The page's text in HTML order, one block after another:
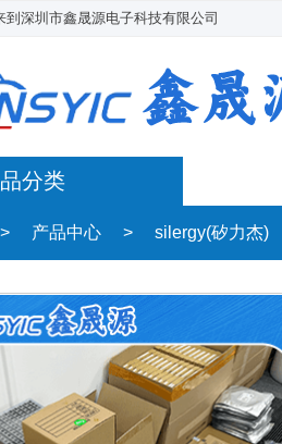
到深圳市鑫晟源电子科技有限公司
分类
> 产品中心 > silergy(矽力杰)